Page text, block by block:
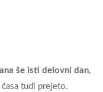
še isti delovni dan,
tudi prejeto.